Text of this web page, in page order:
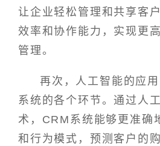
让企业轻松管理和共享客
效率和协作能力，实现更
管理。
再次，人工智能的应
系统的各个环节。通过人
术，CRM系统能够更准确
和行为模式，预测客户的